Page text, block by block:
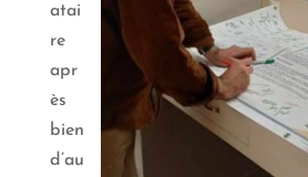
atai
re
apr
ès
bien
d’au